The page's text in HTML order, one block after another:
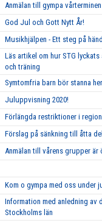
Anmälan till gympa vårterminen
God Jul och Gott Nytt År!
Musikhjälpen - Ett steg på
Läs artikel om hur STG
och träning
Symtomfria barn bör stanna
Juluppvisning 2020!
Förlängda restriktioner i
Förslag på sänkning till åtta
Anmälan till vårens grupper är
Kom o gympa med oss under
Information med anledning av
Stockholms län